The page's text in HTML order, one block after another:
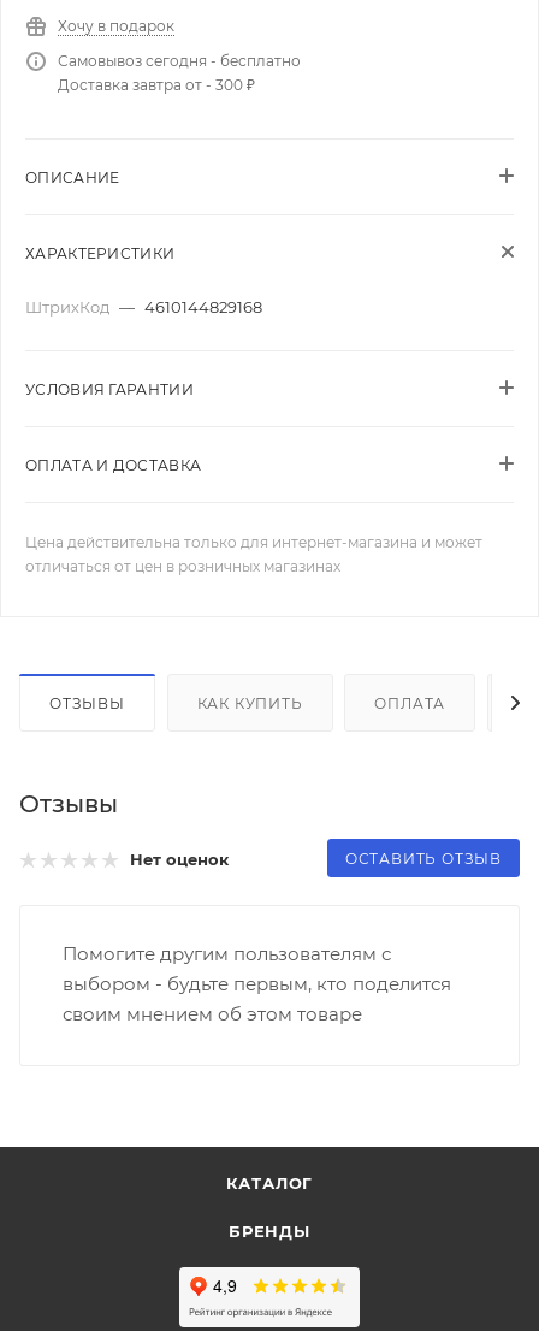
Хочу в подарок
Самовывоз сегодня - бесплатно
Доставка завтра от - 300 ₽
ОПИСАНИЕ
ХАРАКТЕРИСТИКИ
ШтрихКод — 4610144829168
УСЛОВИЯ ГАРАНТИИ
ОПЛАТА И ДОСТАВКА
Цена действительна только для интернет-магазина и может
отличаться от цен в розничных магазинах
ОТЗЫВЫ КАК КУПИТЬ ОПЛАТА
Отзывы
Нет оценок ОСТАВИТЬ ОТЗЫВ
Помогите другим пользователям с
выбором - будьте первым, кто поделится
своим мнением об этом товаре
КАТАЛОГ
БРЕНДЫ